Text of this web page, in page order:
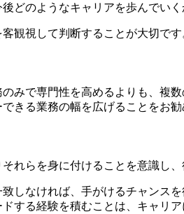
のようなキャリアを歩んでい
観視して判断することが大切です
で専門性を高めるよりも、複
きる業務の幅を広げることをお勧
れらを身に付けることを意識し、
しなければ、手がけるチャンス
する経験を積むことは、キャリア